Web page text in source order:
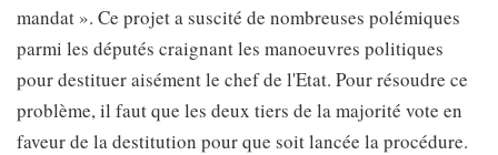
mandat ». Ce projet a suscité de nombreuses polémiques
parmi les députés craignant les manoeuvres politiques
pour destituer aisément le chef de l'Etat. Pour résoudre ce
problème, il faut que les deux tiers de la majorité vote en
faveur de la destitution pour que soit lancée la procédure.